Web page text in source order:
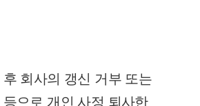
회사의 갱신 거부 또는
으로 개인 사정 퇴사한